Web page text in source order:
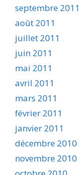
septembre 2011
août 2011
juillet 2011
juin 2011
mai 2011
avril 2011
mars 2011
février 2011
janvier 2011
décembre 2010
novembre 2010